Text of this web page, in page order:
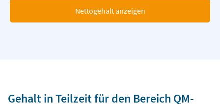
Nettogehalt anzeigen
Gehalt in Teilzeit für den Bereich QM-